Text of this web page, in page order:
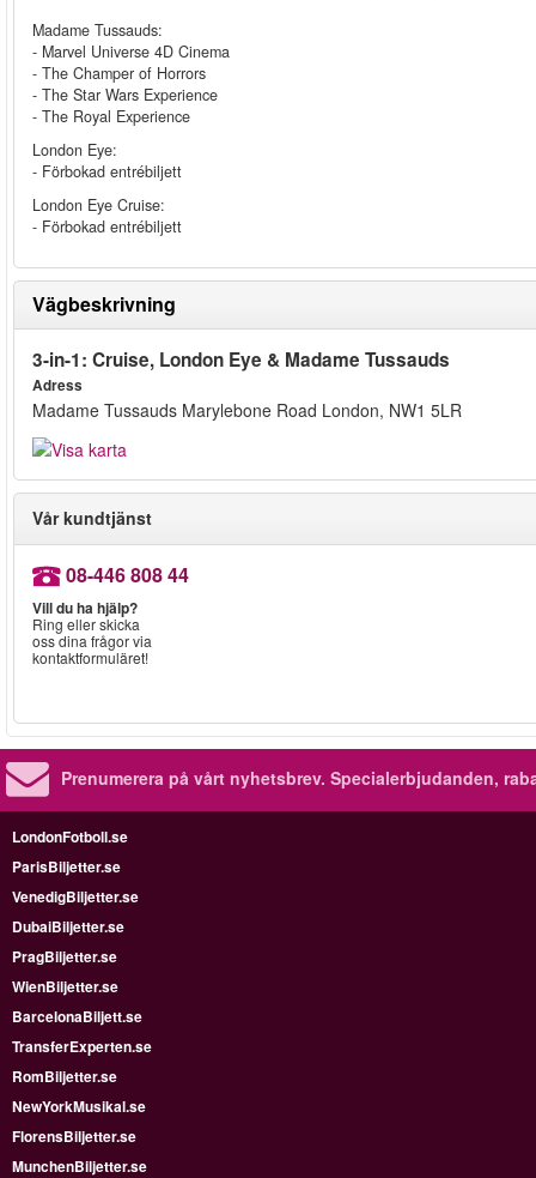
Madame Tussauds:
- Marvel Universe 4D Cinema
- The Champer of Horrors
- The Star Wars Experience
- The Royal Experience
London Eye:
- Förbokad entrébiljett
London Eye Cruise:
- Förbokad entrébiljett
Vägbeskrivning
3-in-1: Cruise, London Eye & Madame Tussauds
Adress
Madame Tussauds Marylebone Road London, NW1 5LR
Vår kundtjänst
08-446 808 44
Vill du ha hjälp?
Ring eller skicka
oss dina frågor via
kontaktformuläret!
Prenumerera på vårt nyhetsbrev. Specialerbjudanden,
LondonFotboll.se
ParisBiljetter.se
VenedigBiljetter.se
DubaiBiljetter.se
PragBiljetter.se
WienBiljetter.se
BarcelonaBiljett.se
TransferExperten.se
RomBiljetter.se
NewYorkMusikal.se
FlorensBiljetter.se
MunchenBiljetter.se